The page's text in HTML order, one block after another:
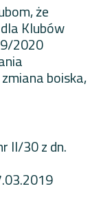
że
Klubów
2020
boiska,
II/30 z dn.